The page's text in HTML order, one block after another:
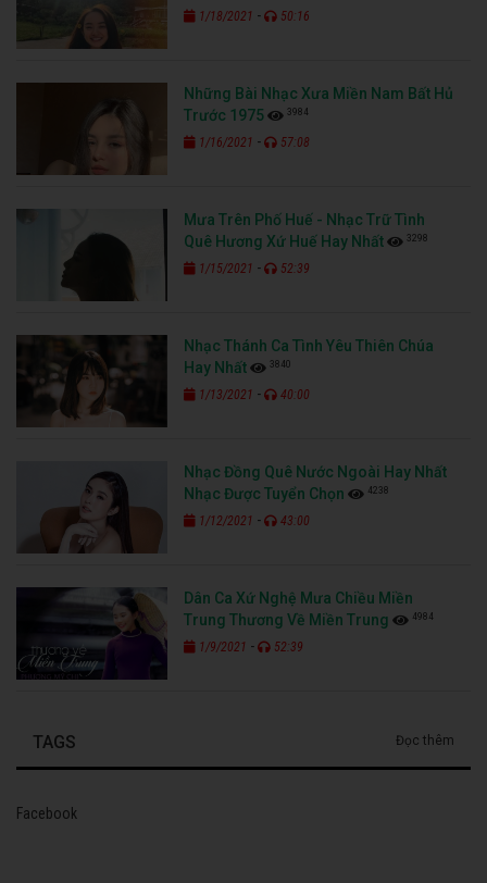
1/18/2021 - 50:16
Những Bài Nhạc Xưa Miền Nam Bất Hủ
Trước 1975
3984
1/16/2021 - 57:08
Mưa Trên Phố Huế - Nhạc Trữ Tình
Quê Hương Xứ Huế Hay Nhất
3298
1/15/2021 - 52:39
Nhạc Thánh Ca Tình Yêu Thiên Chúa
Hay Nhất
3840
1/13/2021 - 40:00
Nhạc Đồng Quê Nước Ngoài Hay Nhất
Nhạc Được Tuyển Chọn
4238
1/12/2021 - 43:00
Dân Ca Xứ Nghệ Mưa Chiều Miền
Trung Thương Về Miền Trung
4984
1/9/2021 - 52:39
TAGS Đọc thêm
Facebook